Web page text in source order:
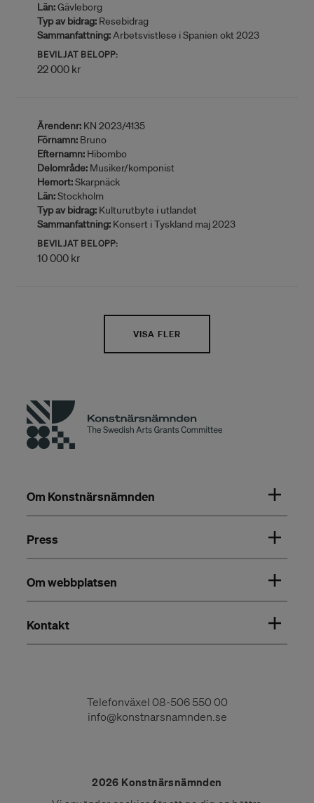
Län:Gävleborg
Typ av bidrag: Resebidrag
Sammanfattning:Arbetsvistlese i Spanien okt 2023
BEVILJAT BELOPP:
22 000 kr
Ärendenr: KN 2023/4135
Förnamn: Bruno
Efternamn: Hibombo
Delområde: Musiker/komponist
Hemort:Skarpnäck
Län:Stockholm
Typ av bidrag: Kulturutbyte i utlandet
Sammanfattning: Konsert i Tyskland maj 2023
BEVILJAT BELOPP:
10 000 kr
VISA FLER
Om Konstnärsnämnden
Press
Om webbplatsen
Kontakt
Telefonväxel 08-506 550 00
info@konstnarsnamnden.se
2026 Konstnärsnämnden